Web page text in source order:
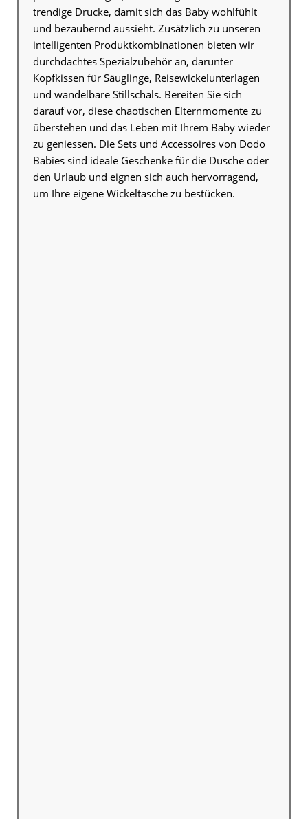
trendige Drucke, damit sich das Baby wohlfühlt
und bezaubernd aussieht. Zusätzlich zu unseren
intelligenten Produktkombinationen bieten wir
durchdachtes Spezialzubehör an, darunter
Kopfkissen für Säuglinge, Reisewickelunterlagen
und wandelbare Stillschals. Bereiten Sie sich
darauf vor, diese chaotischen Elternmomente zu
überstehen und das Leben mit Ihrem Baby wieder
zu geniessen. Die Sets und Accessoires von Dodo
Babies sind ideale Geschenke für die Dusche oder
den Urlaub und eignen sich auch hervorragend,
um Ihre eigene Wickeltasche zu bestücken.